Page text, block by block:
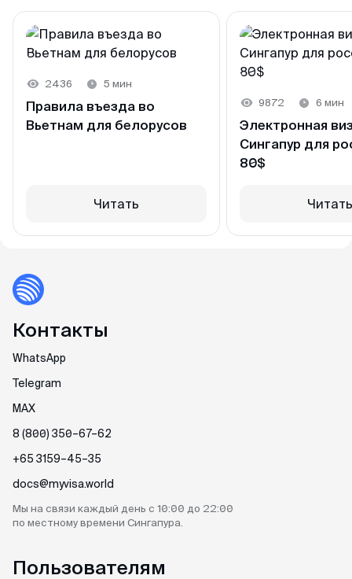
оптимально въезжать в
первый день действия визы
Whatsapp
Telegram
Стандартно Цена Сроки
7-10 рабочих
Многократная
Срочно
Однократная
Многократная
Многократная
155$
2436 5 мин
Правила въезда во
Вьетнам для белорусов
Читать
9872 6 мин
Электронная
Сингапур для
80$
Читать
Контакты
WhatsApp
Telegram
MAX
8 (800) 350–67–62
+65 3159–45–35
docs@myvisa.world
Мы на связи каждый день с 10:00 до 22:00
по местному времени Сингапура.
Пользователям